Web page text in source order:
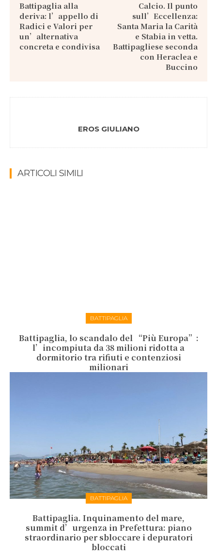
Battipaglia alla
deriva: l’appello di
Radici e Valori per
un’alternativa
concreta e condivisa
Calcio. Il punto
sull’Eccellenza:
Santa Maria la Carità
e Stabia in vetta.
Battipagliese seconda
con Heraclea e
Buccino
EROS GIULIANO
ARTICOLI SIMILI
BATTIPAGLIA
Battipaglia, lo scandalo del “Più Europa”:
l’incompiuta da 38 milioni ridotta a
dormitorio tra rifiuti e contenziosi
milionari
BATTIPAGLIA
Battipaglia. Inquinamento del mare,
summit d’urgenza in Prefettura: piano
straordinario per sbloccare i depuratori
bloccati